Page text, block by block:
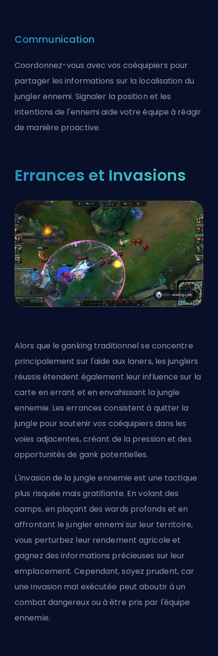
Communication
Coordonnez-vous avec vos coéquipiers pour
partager les informations sur la localisation du
jungler ennemi. Signaler la position et les
intentions de l'ennemi aide votre équipe à réagir
de manière proactive.
Errances et Invasions
Alors que le ganking traditionnel se concentre
principalement sur l'aide aux laners, les junglers
réussis étendent également leur influence sur la
carte en errant et en envahissant la jungle
ennemie. Les errances consistent à quitter la
jungle pour soutenir vos coéquipiers dans les
voies adjacentes, créant de la pression et des
opportunités de gank potentielles.
L'invasion de la jungle ennemie est une tactique
plus risquée mais gratifiante. En volant des
camps, en plaçant des wards profonds et en
affrontant le jungler ennemi sur leur territoire,
vous perturbez leur rendement agricole et
gagnez des informations précieuses sur leur
emplacement. Cependant, soyez prudent, car
une invasion mal exécutée peut aboutir à un
combat dangereux ou à être pris par l'équipe
ennemie.